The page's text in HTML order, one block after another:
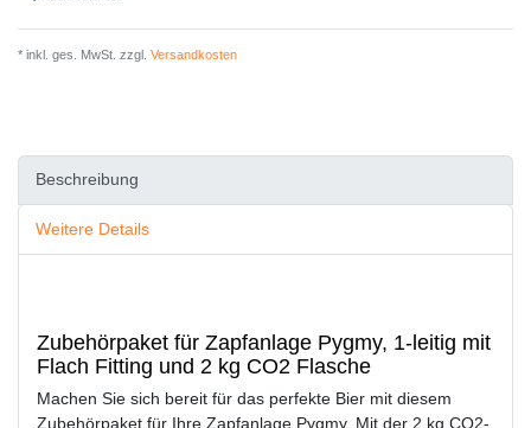
* inkl. ges. MwSt. zzgl. Versandkosten
Beschreibung
Weitere Details
Zubehörpaket für Zapfanlage Pygmy, 1-leitig mit
Flach Fitting und 2 kg CO2 Flasche
Machen Sie sich bereit für das perfekte Bier mit diesem
Zubehörpaket für Ihre Zapfanlage Pygmy. Mit der 2 kg CO2-